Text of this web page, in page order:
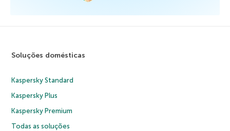
Soluções domésticas
Kaspersky Standard
Kaspersky Plus
Kaspersky Premium
Todas as soluções